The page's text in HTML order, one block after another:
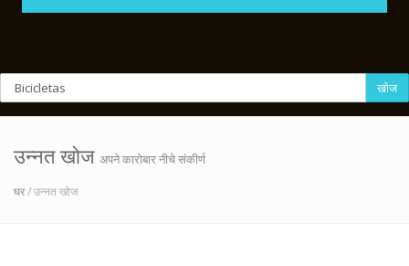
खोज
उन्नत खोज अपने कारोबार नीचे संकीर्ण
घर/ उन्नत खोज